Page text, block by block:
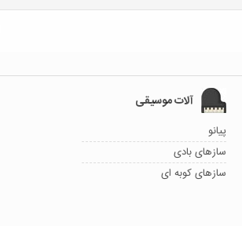
آلات موسیقی
پیانو
سازهای بادی
سازهای کوبه ای